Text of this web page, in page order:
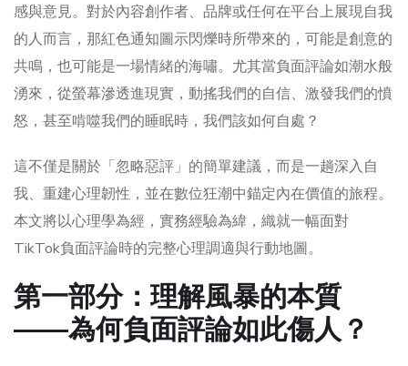
感與意見。對於內容創作者、品牌或任何在平台上展現自我
的人而言，那紅色通知圖示閃爍時所帶來的，可能是創意的
共鳴，也可能是一場情緒的海嘯。尤其當負面評論如潮水般
湧來，從螢幕滲透進現實，動搖我們的自信、激發我們的憤
怒，甚至啃噬我們的睡眠時，我們該如何自處？
這不僅是關於「忽略惡評」的簡單建議，而是一趟深入自
我、重建心理韌性，並在數位狂潮中錨定內在價值的旅程。
本文將以心理學為經，實務經驗為緯，織就一幅面對
TikTok負面評論時的完整心理調適與行動地圖。
第一部分：理解風暴的本質
——為何負面評論如此傷人？